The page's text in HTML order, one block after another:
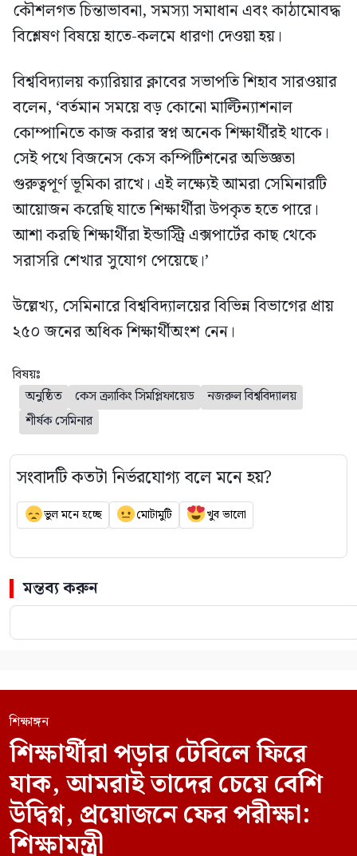
কৌশলগত চিন্তাভাবনা, সমস্যা সমাধান এবং কাঠামোবদ্ধ
বিশ্লেষণ বিষয়ে হাতে-কলমে ধারণা দেওয়া হয়।
বিশ্ববিদ্যালয় ক্যারিয়ার ক্লাবের সভাপতি শিহাব সারওয়ার
বলেন, ‘বর্তমান সময়ে বড় কোনো মাল্টিন্যাশনাল
কোম্পানিতে কাজ করার স্বপ্ন অনেক শিক্ষার্থীরই থাকে।
সেই পথে বিজনেস কেস কম্পিটিশনের অভিজ্ঞতা
গুরুত্বপূর্ণ ভূমিকা রাখে। এই লক্ষ্যেই আমরা সেমিনারটি
আয়োজন করেছি যাতে শিক্ষার্থীরা উপকৃত হতে পারে।
আশা করছি শিক্ষার্থীরা ইন্ডাস্ট্রি এক্সপার্টের কাছ থেকে
সরাসরি শেখার সুযোগ পেয়েছে।’
উল্লেখ্য, সেমিনারে বিশ্ববিদ্যালয়ের বিভিন্ন বিভাগের প্রায়
২৫০ জনের অধিক শিক্ষার্থীঅংশ নেন।
বিষয়ঃ
অনুষ্ঠিত
কেস ক্র্যাকিং সিমপ্লিফায়েড
নজরুল বিশ্ববিদ্যালয়
শীর্ষক সেমিনার
সংবাদটি কতটা নির্ভরযোগ্য বলে মনে হয়?
ভুল মনে হচ্ছে মোটামুটি খুব ভালো
মন্তব্য করুন
শিক্ষাঙ্গন
শিক্ষার্থীরা পড়ার টেবিলে ফিরে
যাক, আমরাই তাদের চেয়ে বেশি
উদ্বিগ্ন, প্রয়োজনে ফের পরীক্ষা:
শিক্ষামন্ত্রী